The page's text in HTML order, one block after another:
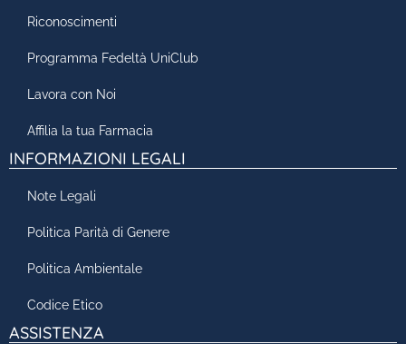
Riconoscimenti
Programma Fedeltà UniClub
Lavora con Noi
Affilia la tua Farmacia
INFORMAZIONI LEGALI
Note Legali
Politica Parità di Genere
Politica Ambientale
Codice Etico
ASSISTENZA